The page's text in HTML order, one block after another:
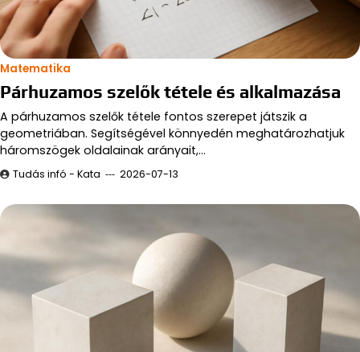
Matematika
Párhuzamos szelők tétele és alkalmazása
A párhuzamos szelők tétele fontos szerepet játszik a
geometriában. Segítségével könnyedén meghatározhatjuk
háromszögek oldalainak arányait,…
Tudás infó - Kata 2026-07-13